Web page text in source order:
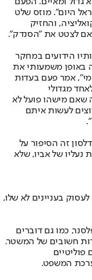
היום". מוזס שלט
קואליציה, והחזיק
אם לצטט את "הסנדק".
הידועים במחקר
באופן משמעותי את
אמר פעם בעדות
מגדולי
שאם מישהו פועל לא
לעשות איתם
זה הסיפור על
הוא לקח איתו את נעליו של אביו, שלא
בעניינים לא שלו,
כמו גם דוברים
חשובים של המשטר.
המשפט.